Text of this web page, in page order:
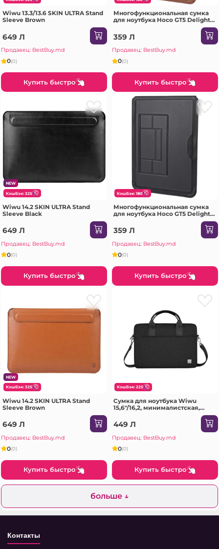
Wiwu 13.3/13.6 SKIN ULTRA Stand
Sleeve Brown
649 Л
Продавец: BestBuy.md
0(0)
Купить быстро
Многофункциональная сумка
для ноутбука Hoco GT5 Delight
серии с держателем (43,8 см),
коричневая.
359 Л
Продавец: BestBuy.md
0(0)
Купить быстро
NEW
КэшБэк: 325
Wiwu 14.2 SKIN ULTRA Stand
Sleeve Black
649 Л
Продавец: BestBuy.md
0(0)
Купить быстро
КэшБэк: 180
Многофункциональная сумка
для ноутбука Hoco GT5 Delight
дюймов), черная.
359 Л
Продавец: BestBuy.md
0(0)
Купить быстро
NEW
КэшБэк: 325
Wiwu 14.2 SKIN ULTRA Stand
Sleeve Brown
649 Л
Продавец: BestBuy.md
0(0)
Купить быстро
КэшБэк: 225
Сумка для ноутбука Wiwu
15,6"/16,2, минималистская,
449 Л
Продавец: BestBuy.md
0(0)
Купить быстро
больше ↓
Контакты